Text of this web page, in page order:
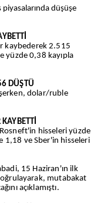
kaybederek 2.515
yüzde 0,38 kayıpla
DÜŞTÜ
dolar/ruble
hisseleri yüzde
1,18 ve Sber'in hisseleri
15 Haziran'ın ilk
mutabakat
açıklamıştı.